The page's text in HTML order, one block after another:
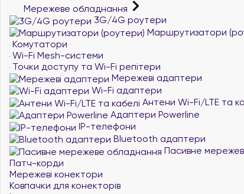
Мережеве обладнання
3G/4G роутери
Маршрутизатори
Комутатори
Wi-Fi Mesh-системи
Точки доступу та Wi-Fi репітери
Мережеві адаптери
Wi-Fi адаптери
Антени Wi-Fi/LTE та
Адаптери Powerline
IP-телефони
Bluetooth адаптери
Пасивне
Патч-корди
Мережеві конектори
Ковпачки для конекторів